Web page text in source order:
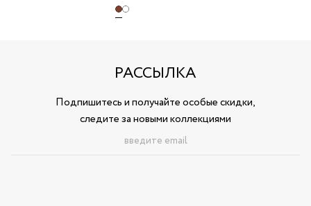
РАССЫЛКА
Подпишитесь и получайте особые скидки,
следите за новыми коллекциями